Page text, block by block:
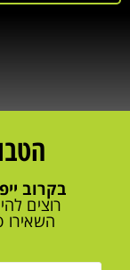
בקרוב
רוצים
השאירו